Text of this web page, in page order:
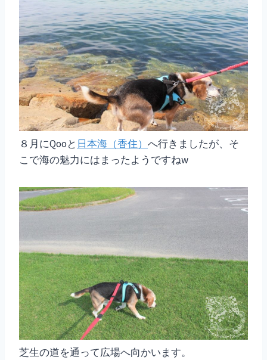
８月にQooと 日本海（香住） へ行きましたが、そ
こで海の魅力にはまったようですねw
芝生の道を通って広場へ向かいます。